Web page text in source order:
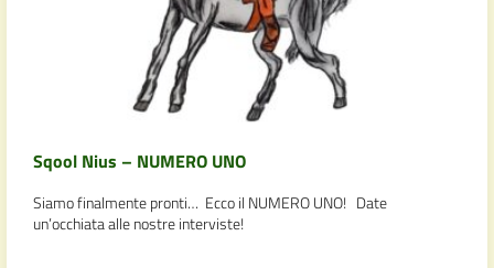
Sqool Nius – NUMERO UNO
Siamo finalmente pronti… Ecco il NUMERO UNO! Date
un’occhiata alle nostre interviste!